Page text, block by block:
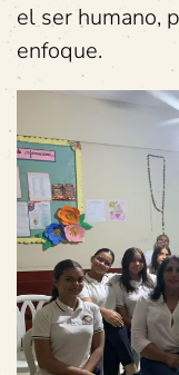
el ser humano,
enfoque.